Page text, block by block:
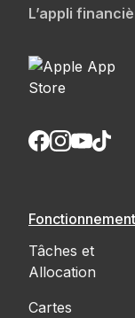
L’appli
Fonctionnement
Tâches et
Allocation
Cartes